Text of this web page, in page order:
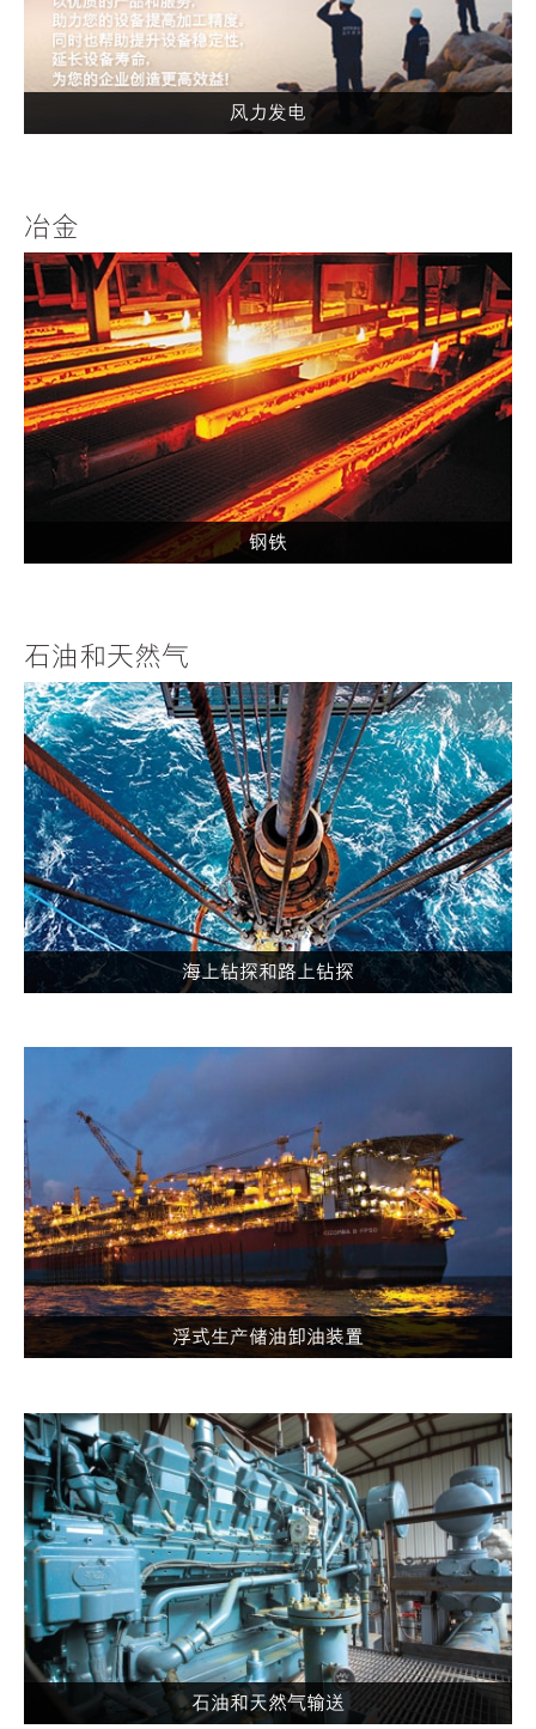
风力发电
冶金
钢铁
石油和天然气
海上钻探和路上钻探
浮式生产储油卸油装置
石油和天然气输送